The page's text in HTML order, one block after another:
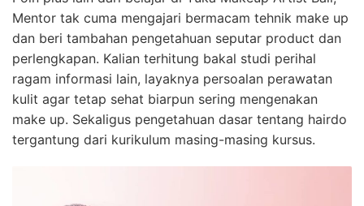
Mentor tak cuma mengajari bermacam tehnik make up
dan beri tambahan pengetahuan seputar product dan
perlengkapan. Kalian terhitung bakal studi perihal
ragam informasi lain, layaknya persoalan perawatan
kulit agar tetap sehat biarpun sering mengenakan
make up. Sekaligus pengetahuan dasar tentang hairdo
tergantung dari kurikulum masing-masing kursus.